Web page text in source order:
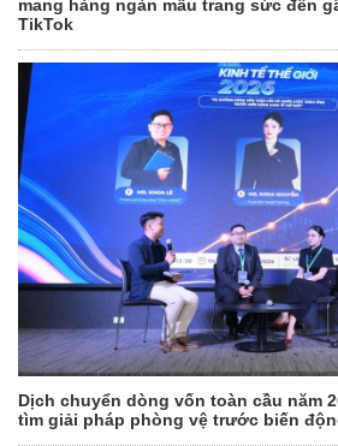
mang hàng ngàn mẫu trang sức đến
TikTok
Dịch chuyển dòng vốn toàn cầu năm
tìm giải pháp phòng vệ trước biến